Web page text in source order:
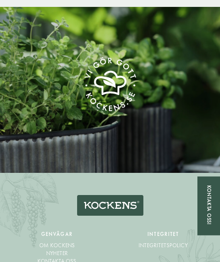
GENVÄGAR
OM KOCKENS
NYHETER
INTEGRITET
INTEGRITETSPOLICY
KONTAKTA OSS!